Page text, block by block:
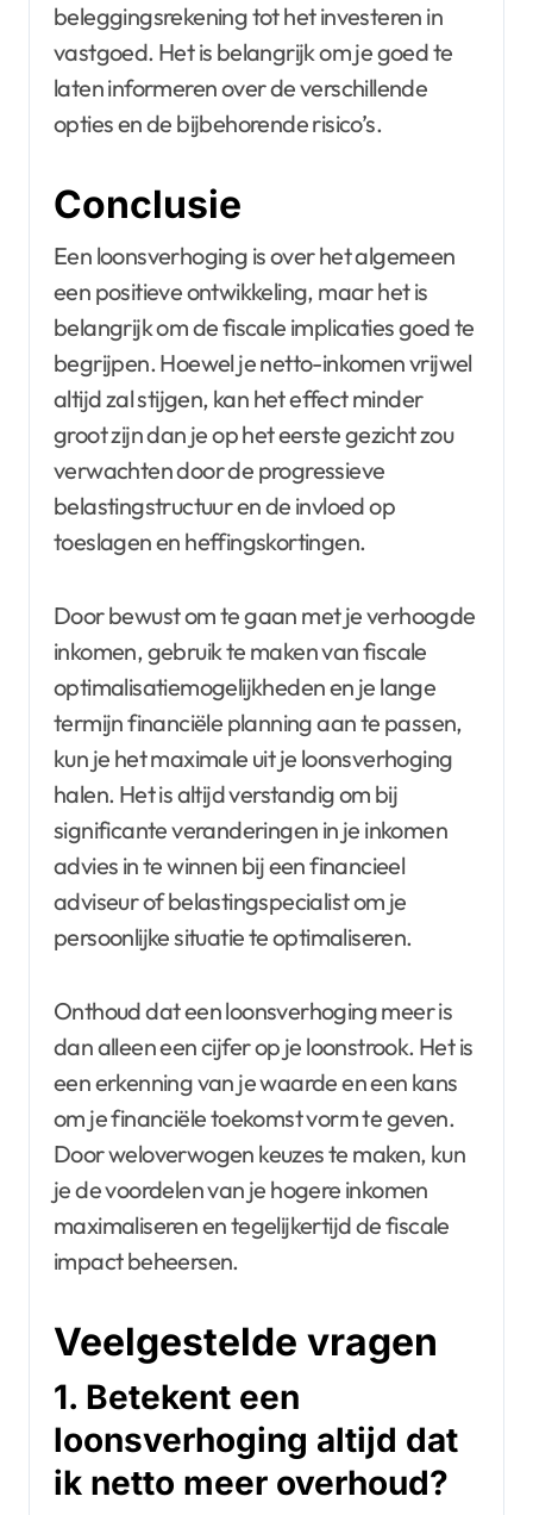
beleggingsrekening tot het investeren in
vastgoed. Het is belangrijk om je goed te
laten informeren over de verschillende
opties en de bijbehorende risico’s.
Conclusie
Een loonsverhoging is over het algemeen
een positieve ontwikkeling, maar het is
belangrijk om de fiscale implicaties goed te
begrijpen. Hoewel je netto-inkomen vrijwel
altijd zal stijgen, kan het effect minder
groot zijn dan je op het eerste gezicht zou
verwachten door de progressieve
belastingstructuur en de invloed op
toeslagen en heffingskortingen.
Door bewust om te gaan met je verhoogde
inkomen, gebruik te maken van fiscale
optimalisatiemogelijkheden en je lange
termijn financiële planning aan te passen,
kun je het maximale uit je loonsverhoging
halen. Het is altijd verstandig om bij
significante veranderingen in je inkomen
advies in te winnen bij een financieel
adviseur of belastingspecialist om je
persoonlijke situatie te optimaliseren.
Onthoud dat een loonsverhoging meer is
dan alleen een cijfer op je loonstrook. Het is
een erkenning van je waarde en een kans
om je financiële toekomst vorm te geven.
Door weloverwogen keuzes te maken, kun
je de voordelen van je hogere inkomen
maximaliseren en tegelijkertijd de fiscale
impact beheersen.
Veelgestelde vragen
1. Betekent een
loonsverhoging altijd dat
ik netto meer overhoud?